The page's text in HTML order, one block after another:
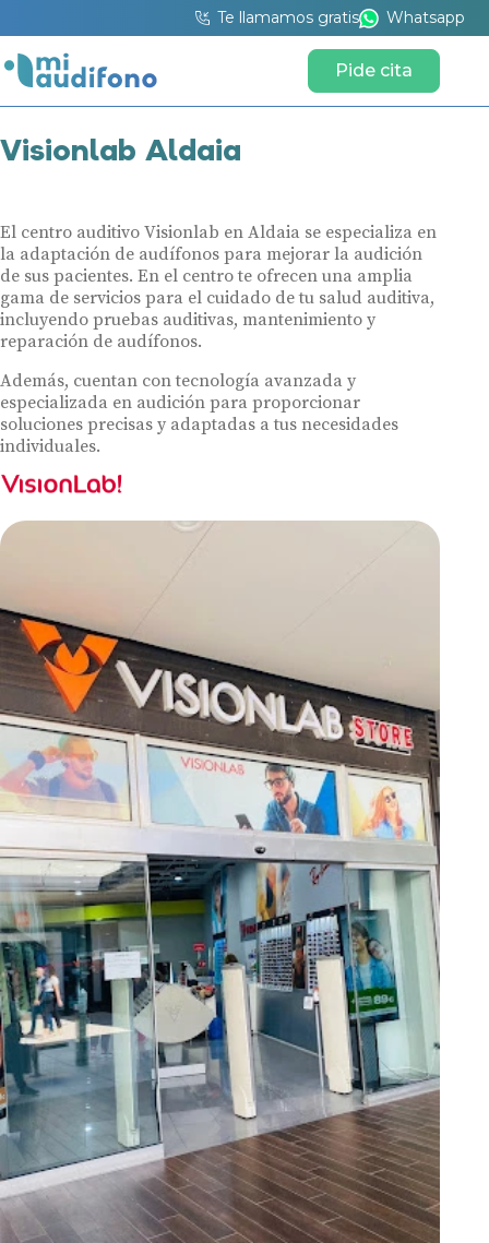
Te llamamos gratis Whatsapp
Pide cita
Visionlab Aldaia
El centro auditivo Visionlab en Aldaia se especializa en
la adaptación de audífonos para mejorar la audición
de sus pacientes. En el centro te ofrecen una amplia
gama de servicios para el cuidado de tu salud auditiva,
incluyendo pruebas auditivas, mantenimiento y
reparación de audífonos.
Además, cuentan con tecnología avanzada y
especializada en audición para proporcionar
soluciones precisas y adaptadas a tus necesidades
individuales.